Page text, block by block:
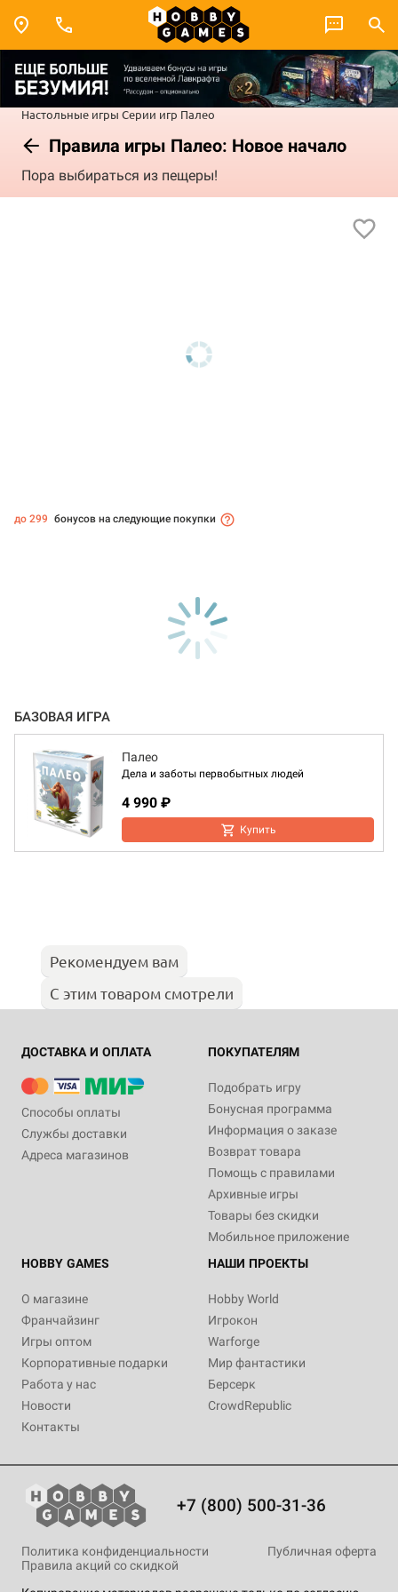
Настольные игры Серии игр Палео
Правила игры Палео: Новое начало
Пора выбираться из пещеры!
до 299 бонусов на следующие покупки
БАЗОВАЯ ИГРА
Палео
Дела и заботы первобытных людей
4 990 ₽
Купить
Рекомендуем вам
С этим товаром смотрели
ДОСТАВКА И ОПЛАТА
Способы оплаты
Службы доставки
Адреса магазинов
ПОКУПАТЕЛЯМ
Подобрать игру
Бонусная программа
Информация о заказе
Возврат товара
Помощь с правилами
Архивные игры
Товары без скидки
Мобильное приложение
HOBBY GAMES
О магазине
Франчайзинг
Игры оптом
Корпоративные подарки
Работа у нас
Новости
Контакты
НАШИ ПРОЕКТЫ
Hobby World
Игрокон
Warforge
Мир фантастики
Берсерк
CrowdRepublic
+7 (800) 500-31-36
Политика конфиденциальности
Публичная оферта
Правила акций со скидкой